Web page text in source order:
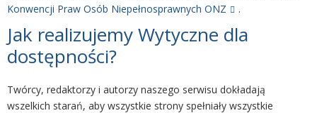
Konwencji Praw Osób Niepełnosprawnych ONZ
.
Jak realizujemy Wytyczne dla
dostępności?
Twórcy, redaktorzy i autorzy naszego serwisu dokładają
wszelkich starań, aby wszystkie strony spełniały wszystkie